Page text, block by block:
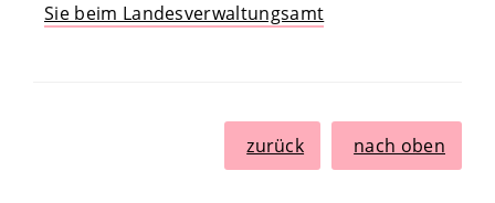
Sie beim Landesverwaltungsamt
zurück nach oben